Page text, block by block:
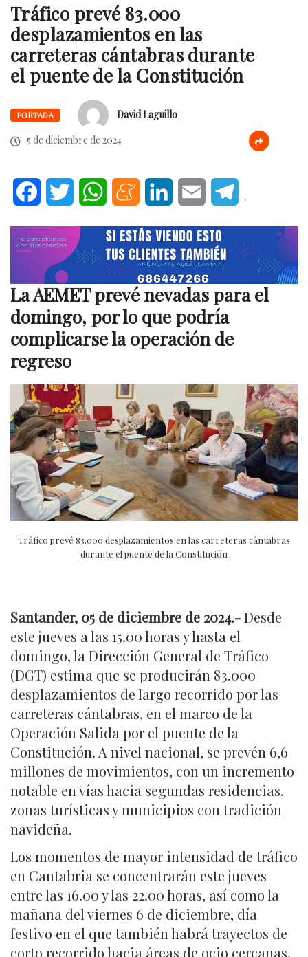
Tráfico prevé 83.000
desplazamientos en las
carreteras cántabras durante
el puente de la Constitución
PORTADA
David Laguillo
5 de diciembre de 2024
FacebookTwitter WhatsAppMeneameLinkedInEmail .
La AEMET prevé nevadas para el
domingo, por lo que podría
complicarse la operación de
regreso
Tráfico prevé 83.000 desplazamientos en las carreteras cántabras
durante el puente de la Constitución
Santander, 05 de diciembre de 2024.-Desde
este jueves a las 15.00 horas y hasta el
domingo, la Dirección General de Tráfico
(DGT) estima que se producirán 83.000
desplazamientos de largo recorrido por las
carreteras cántabras, en el marco de la
Operación Salida por el puente de la
Constitución. A nivel nacional, se prevén 6,6
millones de movimientos, con un incremento
notable en vías hacia segundas residencias,
zonas turísticas y municipios con tradición
navideña.
Los momentos de mayor intensidad de tráfico
en Cantabria se concentrarán este jueves
entre las 16.00 y las 22.00 horas, así como la
mañana del viernes 6 de diciembre, día
festivo en el que también habrá trayectos de
corto recorrido hacia áreas de ocio cercanas.